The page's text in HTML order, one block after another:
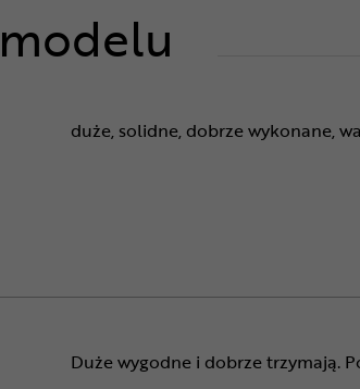
duże, solidne, dobrze wykonane,
Duże wygodne i dobrze trzymają.